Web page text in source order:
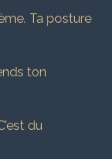
Ta posture
ton
du